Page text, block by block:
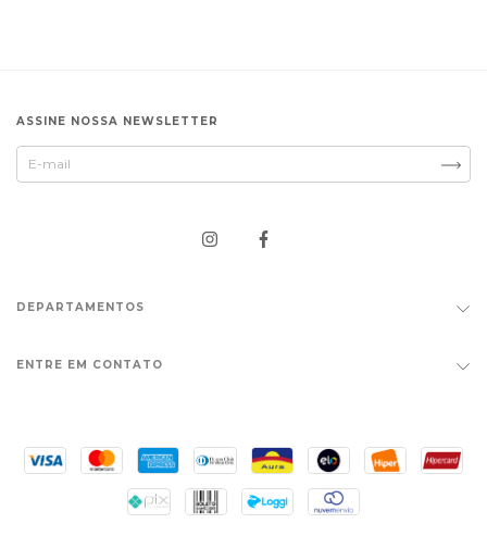
ASSINE NOSSA NEWSLETTER
DEPARTAMENTOS
ENTRE EM CONTATO